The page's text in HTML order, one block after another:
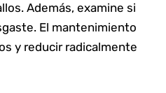
Además, examine si
El mantenimiento
y reducir radicalmente